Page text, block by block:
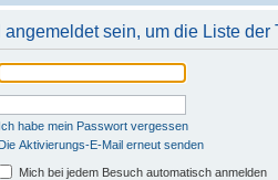
angemeldet sein, um die Liste
Ich habe mein Passwort vergessen
Die Aktivierungs-E-Mail erneut senden
Mich bei jedem Besuch automatisch anmelden